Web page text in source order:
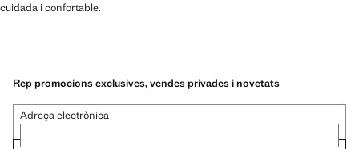
cuidada i confortable.
Rep promocions exclusives, vendes privades i novetats
Adreça electrònica